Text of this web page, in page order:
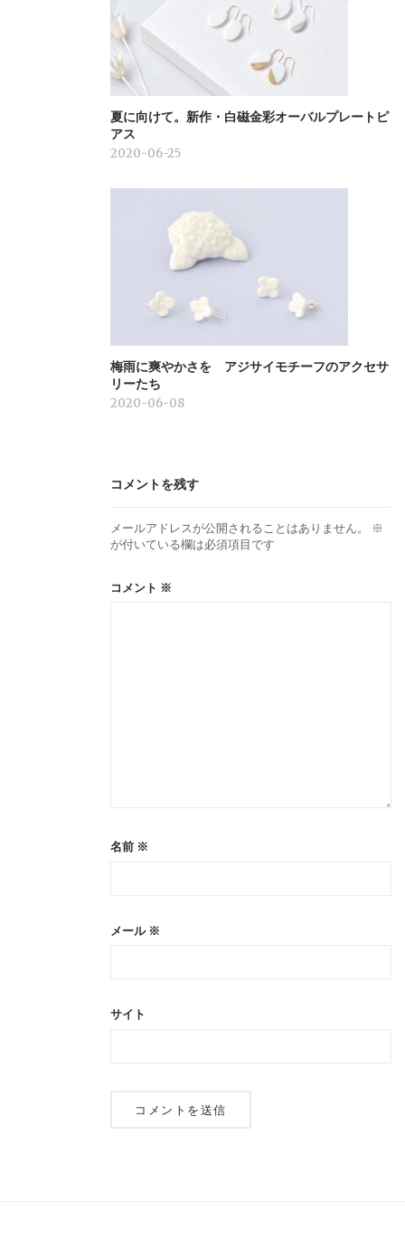
夏に向けて。新作・白磁金彩オーバルプレートピ
アス
2020-06-25
梅雨に爽やかさを アジサイモチーフのアクセサ
リーたち
2020-06-08
コメントを残す
メールアドレスが公開されることはありません。
※
が付いている欄は必須項目です
コメント ※
名前 ※
メール ※
サイト